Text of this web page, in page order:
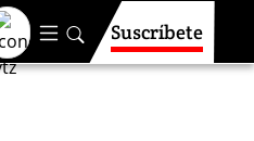
Suscríbete